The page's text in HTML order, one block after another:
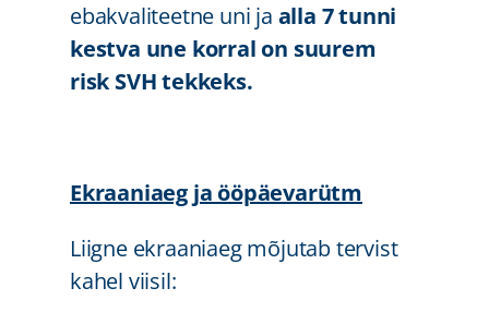
ebakvaliteetne uni ja alla 7 tunni
kestva une korral on suurem
risk SVH tekkeks.
Ekraaniaeg ja ööpäevarütm
Liigne ekraaniaeg mõjutab tervist
kahel viisil: